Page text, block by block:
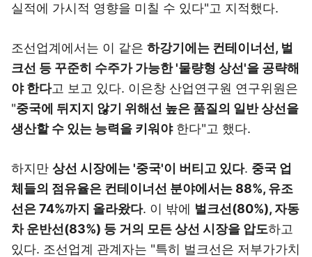
실적에 가시적 영향을 미칠 수 있다"고 지적했다.
조선업계에서는 이 같은 하강기에는 컨테이너선, 벌
크선 등 꾸준히 수주가 가능한 '물량형 상선'을 공략해
야 한다고 보고 있다. 이은창 산업연구원 연구위원은
"중국에 뒤지지 않기 위해선 높은 품질의 일반 상선을
생산할 수 있는 능력을 키워야한다"고 했다.
하지만 상선 시장에는 '중국'이 버티고 있다. 중국 업
체들의 점유율은 컨테이너선 분야에서는 88%, 유조
선은 74%까지 올라왔다. 이 밖에 벌크선(80%), 자동
차 운반선(83%) 등 거의 모든 상선 시장을 압도하고
있다. 조선업계 관계자는 "특히 벌크선은 저부가가치